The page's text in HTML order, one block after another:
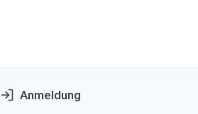
Anmeldung